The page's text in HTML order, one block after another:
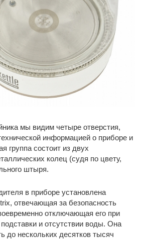
мы видим четыре отверстия,
информацией о приборе и
группа состоит из двух
колец (судя по цвету,
штыря.
в приборе установлена
отвечающая за безопасность
отключающая его при
и отсутствии воды. Она
до нескольких десятков тысяч